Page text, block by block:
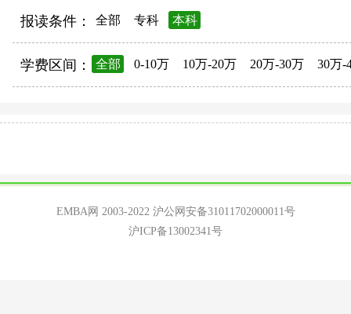
报读条件： 全部 专科 本科
学费区间： 全部 0-10万 10万-20万 20万-30万 30万-
EMBA网 2003-2022 沪公网安备31011702000011号
沪ICP备13002341号